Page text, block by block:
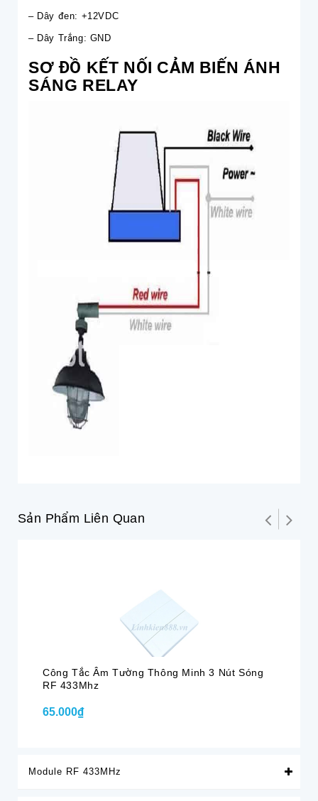
– Dây đen: +12VDC
– Dây Trắng: GND
SƠ ĐỒ KẾT NỐI CẢM BIẾN ÁNH
SÁNG RELAY
Sản Phẩm Liên Quan
Công Tắc Âm Tường Thông Minh 3 Nút Sóng
RF 433Mhz
65.000₫
Module RF 433MHz